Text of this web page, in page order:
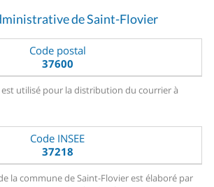
de Saint-Flovier
Code postal
37600
est utilisé pour la distribution du courrier à
Code INSEE
37218
la commune de Saint-Flovier est élaboré par